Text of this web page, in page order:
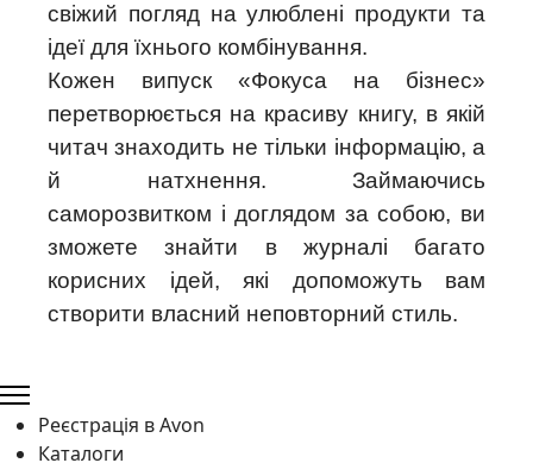
свіжий погляд на улюблені продукти та
ідеї для їхнього комбінування.
Кожен випуск «Фокуса на бізнес»
перетворюється на красиву книгу, в якій
читач знаходить не тільки інформацію, а
й натхнення. Займаючись
саморозвитком і доглядом за собою, ви
зможете знайти в журналі багато
корисних ідей, які допоможуть вам
створити власний неповторний стиль.
Реєстрація в Avon
Каталоги